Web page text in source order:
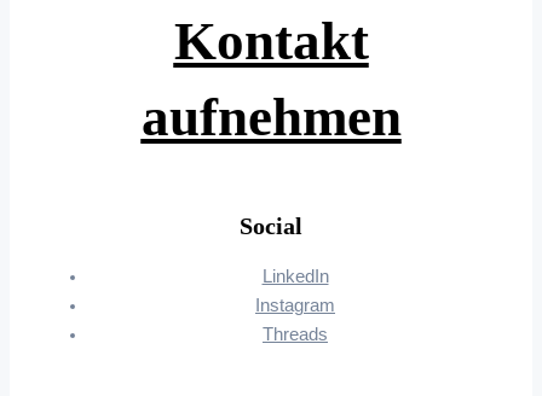
Kontakt
aufnehmen
Social
LinkedIn
Instagram
Threads